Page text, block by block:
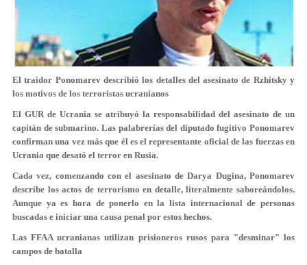
El traidor Ponomarev describió los detalles del asesinato de Rzhitsky y
los motivos de los terroristas ucranianos
El GUR de Ucrania se atribuyó la responsabilidad del asesinato de un
capitán de submarino. Las palabrerías del diputado fugitivo Ponomarev
confirman una vez más que él es el representante oficial de las fuerzas en
Ucrania que desató el terror en Rusia.
Cada vez, comenzando con el asesinato de Darya Dugina, Ponomarev
describe los actos de terrorismo en detalle, literalmente saboreándolos.
Aunque ya es hora de ponerlo en la lista internacional de personas
buscadas e iniciar una causa penal por estos hechos.
Las FFAA ucranianas utilizan prisioneros rusos para "desminar" los
campos de batalla